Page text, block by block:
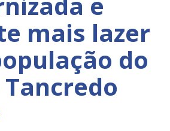
mais lazer
do